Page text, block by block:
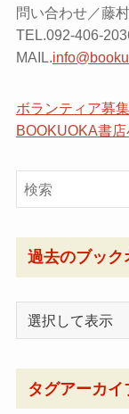
問い合わせ／藤
TEL.092-406-
MAIL.
ボランティア募
BOOKUOKA書
過去のブック
タグアーカイ